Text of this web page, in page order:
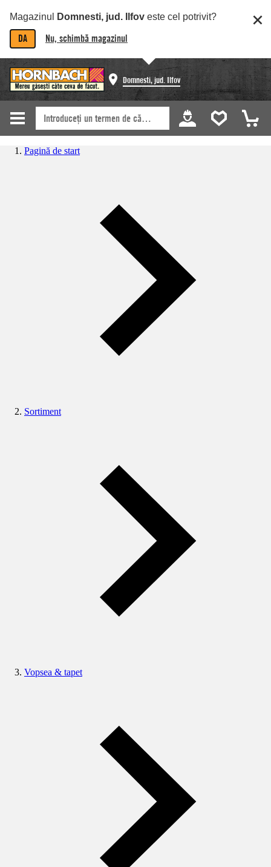
Magazinul Domnesti, jud. Ilfov este cel potrivit?
DA Nu, schimbă magazinul
Domnesti, jud. Ilfov
Pagină de start
Sortiment
Vopsea & tapet